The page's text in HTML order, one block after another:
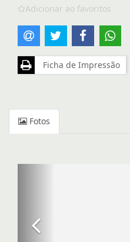
Adicionar ao favoritos
Ficha de Impressão
Fotos